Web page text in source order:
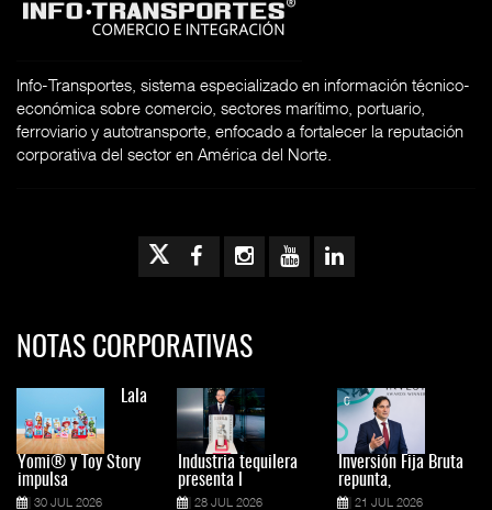
Info-Transportes, sistema especializado en información técnico-
económica sobre comercio, sectores marítimo, portuario,
ferroviario y autotransporte, enfocado a fortalecer la reputación
corporativa del sector en América del Norte.
NOTAS CORPORATIVAS
Lala
Yomi® y Toy Story
impulsa
30 JUL 2026
Industria tequilera
presenta l
28 JUL 2026
Inversión Fija Bruta
repunta,
21 JUL 2026